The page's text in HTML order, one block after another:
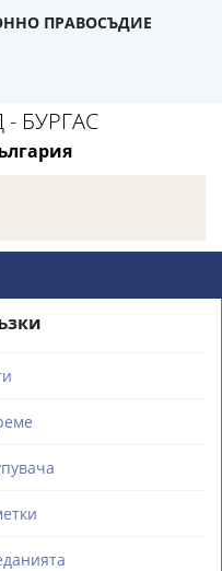
ПРАВОСЪДИЕ
БУРГАС